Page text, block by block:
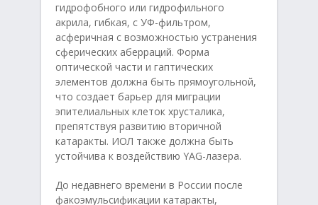
гидрофобного или гидрофильного
акрила, гибкая, с УФ-фильтром,
асферичная с возможностью устранения
сферических аберраций. Форма
оптической части и гаптических
элементов должна быть прямоугольной,
что создает барьер для миграции
эпителиальных клеток хрусталика,
препятствуя развитию вторичной
катаракты. ИОЛ также должна быть
устойчива к воздействию YAG-лазера.
До недавнего времени в России после
факоэмульсификации катаракты,